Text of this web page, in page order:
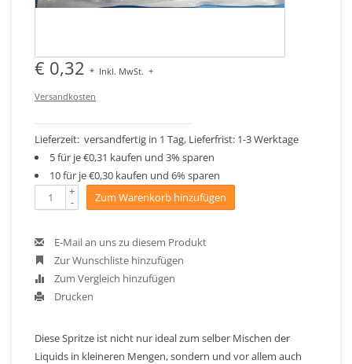
€ 0,32 * Inkl. MwSt. +
Versandkosten
Lieferzeit: versandfertig in 1 Tag, Lieferfrist: 1-3 Werktage
5 für je €0,31 kaufen und 3% sparen
10 für je €0,30 kaufen und 6% sparen
+
- Zum Warenkorb hinzufügen
E-Mail an uns zu diesem Produkt
Zur Wunschliste hinzufügen
Zum Vergleich hinzufügen
Drucken
Diese Spritze ist nicht nur ideal zum selber Mischen der
Liquids in kleineren Mengen, sondern und vor allem auch